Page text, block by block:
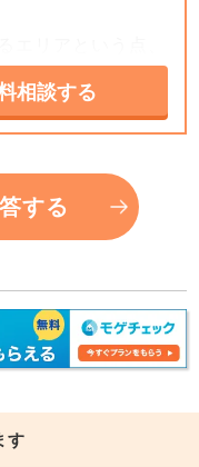
エリアという点、
。
環境など、何を重
選択かどうか」を
すべき5つの視点
ーンの審査が厳
災保険料が大幅に
相談する
する
す